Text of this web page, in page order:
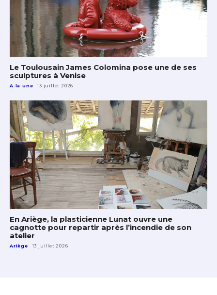
Le Toulousain James Colomina pose une de ses
sculptures à Venise
A la une 13 juillet 2026
En Ariège, la plasticienne Lunat ouvre une
cagnotte pour repartir après l’incendie de son
atelier
Ariège 13 juillet 2026